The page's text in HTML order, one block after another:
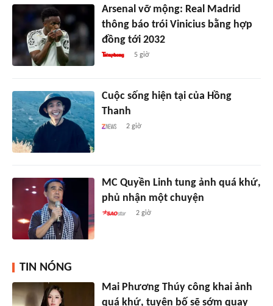
Arsenal vỡ mộng: Real Madrid
thông báo trói Vinicius bằng hợp
đồng tới 2032
5 giờ
Cuộc sống hiện tại của Hồng
Thanh
2 giờ
MC Quyền Linh tung ảnh quá khứ,
phủ nhận một chuyện
2 giờ
TIN NÓNG
Mai Phương Thúy công khai ảnh
quá khứ, tuyên bố sẽ sớm quay